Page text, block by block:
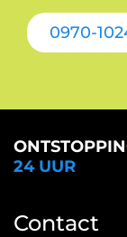
0970-
24 UUR
Contact